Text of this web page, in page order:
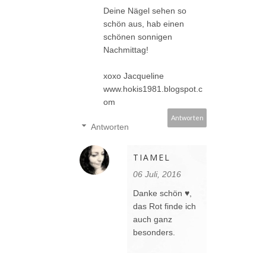
Deine Nägel sehen so
schön aus, hab einen
schönen sonnigen
Nachmittag!
xoxo Jacqueline
www.hokis1981.blogspot.c
om
Antworten
Antworten
TIAMEL
06 Juli, 2016
Danke schön ♥,
das Rot finde ich
auch ganz
besonders.